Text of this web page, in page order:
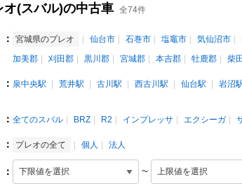
オ(スバル)の中古車 全74件
： 宮城県のプレオ 仙台市 石巻市 塩竈市 気仙沼市
加美郡
刈田郡 黒川郡 宮城郡 本吉郡 牡鹿郡 柴
： 泉中央駅 荒井駅 古川駅 西古川駅 仙台駅 岩沼
： 全てのスバル BRZ R2 インプレッサ エクシーガ
： プレオの全て 個人 法人
： ~